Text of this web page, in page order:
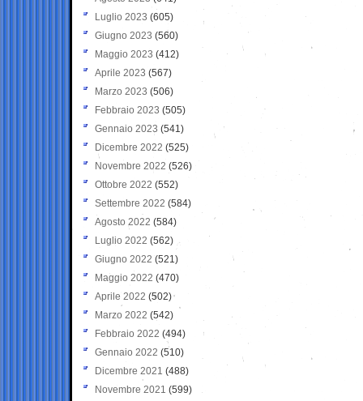
Luglio 2023 (605)
Giugno 2023 (560)
Maggio 2023 (412)
Aprile 2023 (567)
Marzo 2023 (506)
Febbraio 2023 (505)
Gennaio 2023 (541)
Dicembre 2022 (525)
Novembre 2022 (526)
Ottobre 2022 (552)
Settembre 2022 (584)
Agosto 2022 (584)
Luglio 2022 (562)
Giugno 2022 (521)
Maggio 2022 (470)
Aprile 2022 (502)
Marzo 2022 (542)
Febbraio 2022 (494)
Gennaio 2022 (510)
Dicembre 2021 (488)
Novembre 2021 (599)